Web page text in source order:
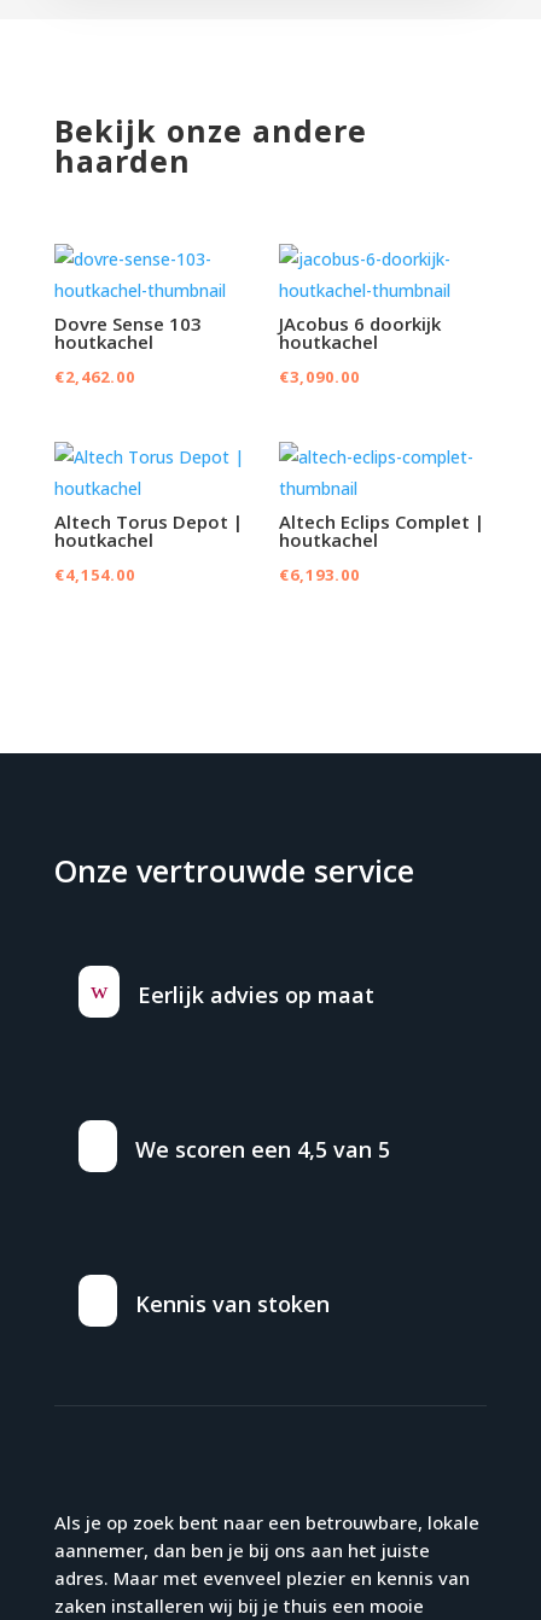
Bekijk onze andere
haarden
Dovre Sense 103
houtkachel
€2,462.00
JAcobus 6 doorkijk
houtkachel
€3,090.00
Altech Torus Depot |
houtkachel
€4,154.00
Altech Eclips Complet |
houtkachel
€6,193.00
Onze vertrouwde service
w Eerlijk advies op maat
We scoren een 4,5 van 5
Kennis van stoken
Als je op zoek bent naar een betrouwbare, lokale
aannemer, dan ben je bij ons aan het juiste
adres. Maar met evenveel plezier en kennis van
zaken installeren wij bij je thuis een mooie